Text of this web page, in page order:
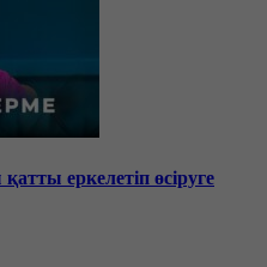
еркелетіп өсіруге